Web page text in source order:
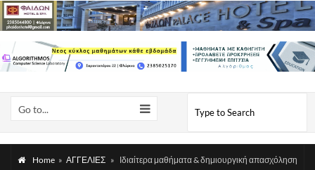
Go to...
Home » ΑΓΓΕΛΙΕΣ » Ιδιαίτερα μαθήματα & δημιουργική απασχόληση